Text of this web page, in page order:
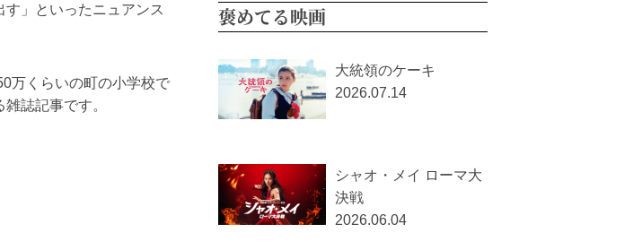
」といったニュアンス
万くらいの町の小学校で
誌記事です。
褒めてる映画
大統領のケーキ
2026.07.14
シャオ・メイ ローマ大
決戦
2026.06.04